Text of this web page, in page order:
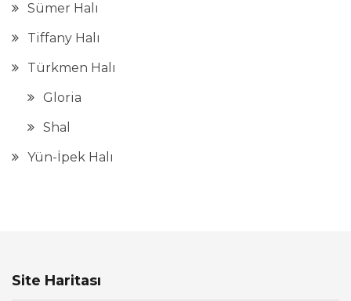
Sümer Halı
Tiffany Halı
Türkmen Halı
Gloria
Shal
Yün-İpek Halı
Site Haritası